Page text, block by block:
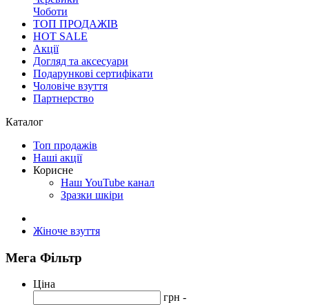
Чоботи
ТОП ПРОДАЖІВ
HOT SALE
Акції
Догляд та аксесуари
Подарункові сертифікати
Чоловіче взуття
Партнерство
Каталог
Топ продажів
Наші акції
Корисне
Наш YouTube канал
Зразки шкіри
Жіноче взуття
Мега Фільтр
Ціна
грн -